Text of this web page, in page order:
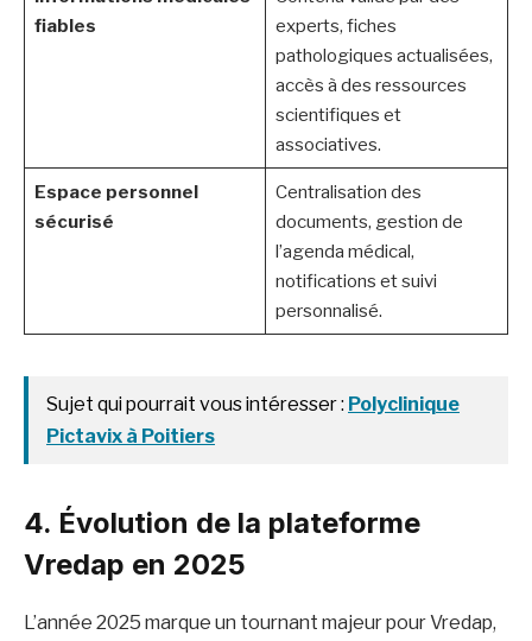
fiables
experts, fiches
pathologiques actualisées,
accès à des ressources
scientifiques et
associatives.
Espace personnel
sécurisé
Centralisation des
documents, gestion de
l’agenda médical,
notifications et suivi
personnalisé.
Sujet qui pourrait vous intéresser : Polyclinique
Pictavix à Poitiers
4. Évolution de la plateforme
Vredap en 2025
L’année 2025 marque un tournant majeur pour Vredap,